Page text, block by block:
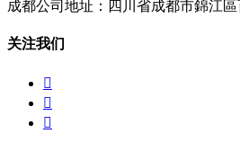
成都公司地址：四川省成都市錦江
关注我们


